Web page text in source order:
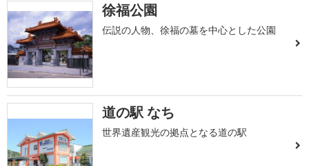
徐福公園
伝説の人物、徐福の墓を中心とした公園
道の駅 なち
世界遺産観光の拠点となる道の駅